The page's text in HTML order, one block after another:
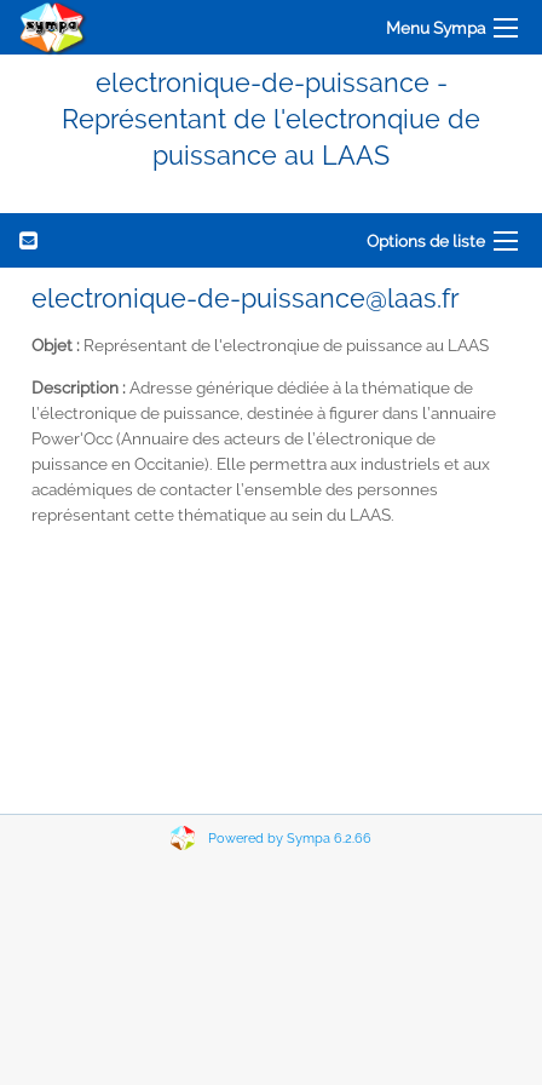
Menu Sympa
electronique-de-puissance -
Représentant de l'electronqiue de
puissance au LAAS
Options de liste
electronique-de-puissance@laas.fr
Objet : Représentant de l'electronqiue de puissance au LAAS
Description :Adresse générique dédiée à la thématique de
l’électronique de puissance, destinée à figurer dans l’annuaire
Power'Occ (Annuaire des acteurs de l’électronique de
puissance en Occitanie). Elle permettra aux industriels et aux
académiques de contacter l’ensemble des personnes
représentant cette thématique au sein du LAAS.
Powered by Sympa 6.2.66